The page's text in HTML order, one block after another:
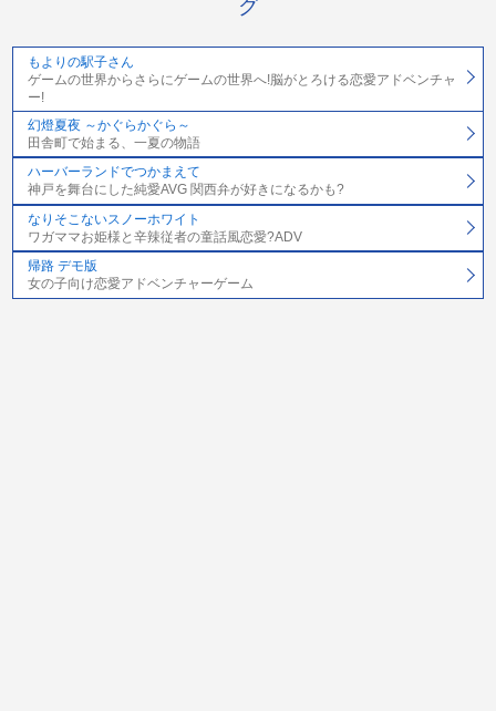
グ
もよりの駅子さん
ゲームの世界からさらにゲームの世界へ!脳がとろける恋愛アドベンチャ
ー!
幻燈夏夜 ～かぐらかぐら～
田舎町で始まる、一夏の物語
ハーバーランドでつかまえて
神戸を舞台にした純愛AVG 関西弁が好きになるかも?
なりそこないスノーホワイト
ワガママお姫様と辛辣従者の童話風恋愛?ADV
帰路 デモ版
女の子向け恋愛アドベンチャーゲーム